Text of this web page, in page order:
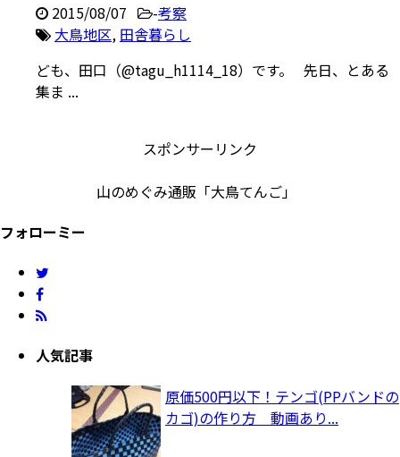
2015/08/07 -考察
大鳥地区, 田舎暮らし
ども、田口（@tagu_h1114_18）です。 先日、とある
集ま ...
スポンサーリンク
山のめぐみ通販「大鳥てんご」
フォローミー
人気記事
原価500円以下！テンゴ(PPバンドの
カゴ)の作り方 動画あり...